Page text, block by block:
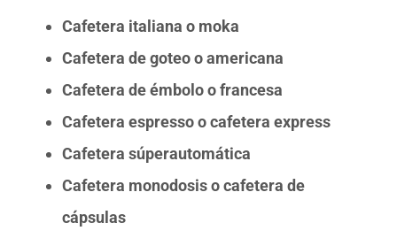
Cafetera italiana o moka
Cafetera de goteo o americana
Cafetera de émbolo o francesa
Cafetera espresso o cafetera express
Cafetera súperautomática
Cafetera monodosis o cafetera de
cápsulas